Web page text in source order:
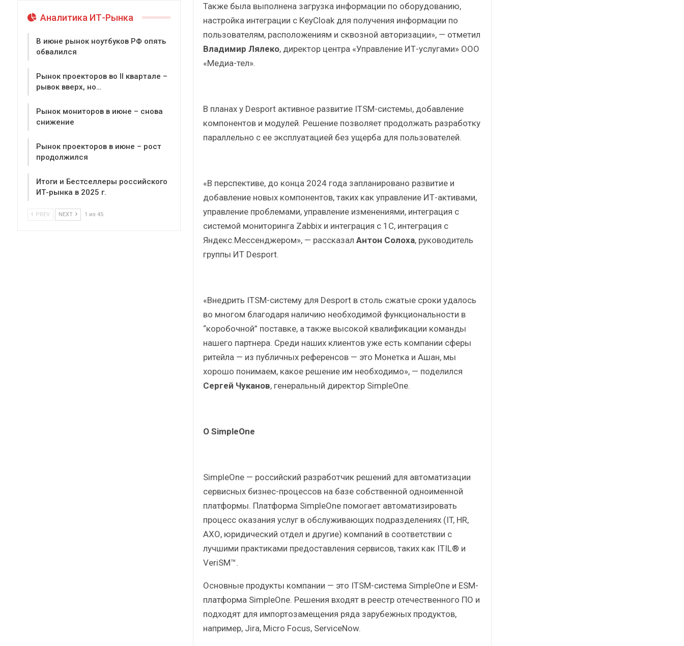
Также была выполнена загрузка информации по оборудованию,
настройка интеграции с KeyCloak для получения информации по
пользователям, расположениям и сквозной авторизации», — отметил
Владимир Лялеко, директор центра «Управление ИТ-услугами» ООО
«Медиа-тел».
В планах у Desport активное развитие ITSM-системы, добавление
компонентов и модулей. Решение позволяет продолжать разработку
параллельно с ее эксплуатацией без ущерба для пользователей.
«В перспективе, до конца 2024 года запланировано развитие и
добавление новых компонентов, таких как управление ИТ-активами,
управление проблемами, управление изменениями, интеграция с
системой мониторинга Zabbix и интеграция с 1С, интеграция с
Яндекс.Мессенджером», — рассказал Антон Солоха, руководитель
группы ИТ Desport.
«Внедрить ITSM-систему для Desport в столь сжатые сроки удалось
во многом благодаря наличию необходимой функциональности в
“коробочной” поставке, а также высокой квалификации команды
нашего партнера. Среди наших клиентов уже есть компании сферы
ритейла — из публичных референсов — это Монетка и Ашан, мы
хорошо понимаем, какое решение им необходимо», — поделился
Сергей Чуканов, генеральный директор SimpleOne.
О SimpleOne
SimpleOne — российский разработчик решений для автоматизации
сервисных бизнес-процессов на базе собственной одноименной
платформы. Платформа SimpleOne помогает автоматизировать
процесс оказания услуг в обслуживающих подразделениях (IT, HR,
АХО, юридический отдел и другие) компаний в соответствии с
лучшими практиками предоставления сервисов, таких как ITIL® и
VeriSM™.
Основные продукты компании — это ITSM-система SimpleOne и ESM-
платформа SimpleOne. Решения входят в реестр отечественного ПО и
подходят для импортозамещения ряда зарубежных продуктов,
например, Jira, Micro Focus, ServiceNow.
Аналитика ИТ-Рынка
В июне рынок ноутбуков РФ опять
обвалился
Рынок проекторов во II квартале –
рывок вверх, но…
Рынок мониторов в июне – снова
снижение
Рынок проекторов в июне – рост
продолжился
Итоги и Бестселлеры российского
ИТ-рынка в 2025 г.
PREV NEXT 1 из 45